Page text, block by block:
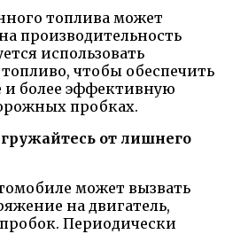
топлива может
производительность
использовать
чтобы обеспечить
и более эффективную
пробках.
от лишнего
может вызвать
на двигатель,
Периодически